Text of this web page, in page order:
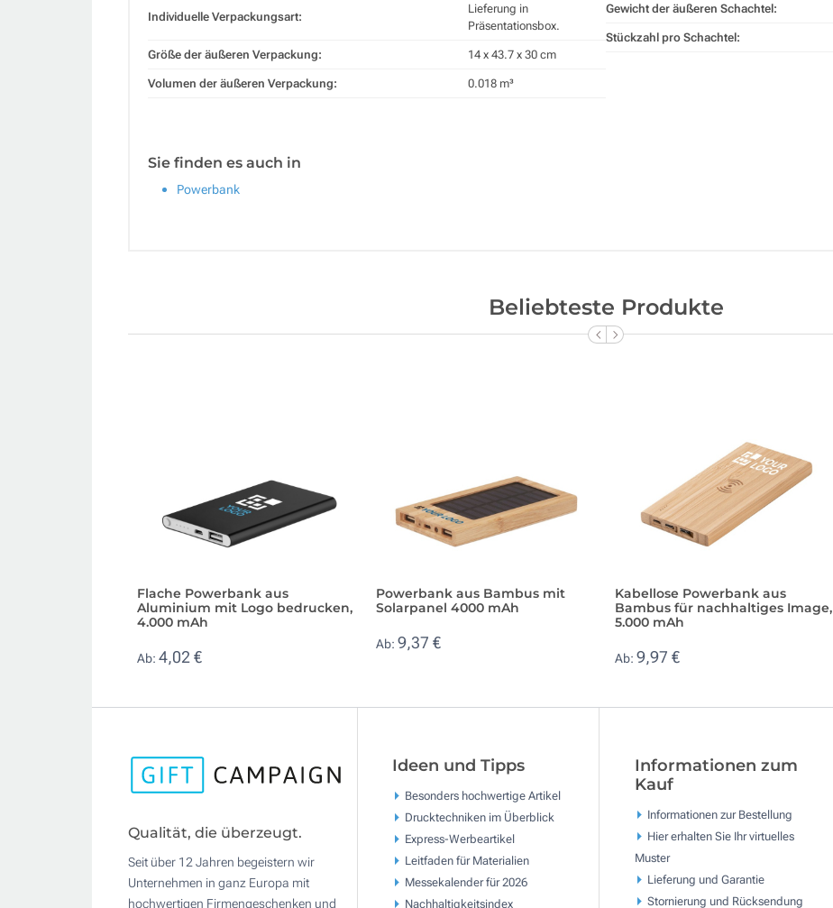
Individuelle Verpackungsart:
Lieferung in
Präsentationsbox.
Größe der äußeren Verpackung: 14 x 43.7 x 30 cm
Volumen der äußeren Verpackung: 0.018 m³
Gewicht der äußeren Schachtel:
Stückzahl pro Schachtel:
Sie finden es auch in
Powerbank
Beliebteste Produkte
Flache Powerbank aus
Aluminium mit Logo bedrucken,
4.000 mAh
Ab: 4,02 €
Powerbank aus Bambus mit
Solarpanel 4000 mAh
Ab: 9,37 €
Kabellose Powerbank aus
Bambus für nachhaltiges Image,
5.000 mAh
Ab: 9,97 €
Qualität, die überzeugt.
Seit über 12 Jahren begeistern wir
Unternehmen in ganz Europa mit
hochwertigen Firmengeschenken und
Ideen und Tipps
Besonders hochwertige Artikel
Drucktechniken im Überblick
Express-Werbeartikel
Leitfaden für Materialien
Messekalender für 2026
Nachhaltigkeitsindex
Informationen zum
Kauf
Informationen zur Bestellung
Hier erhalten Sie Ihr virtuelles
Muster
Lieferung und Garantie
Stornierung und Rücksendung